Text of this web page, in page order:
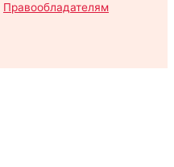
Правообладателям